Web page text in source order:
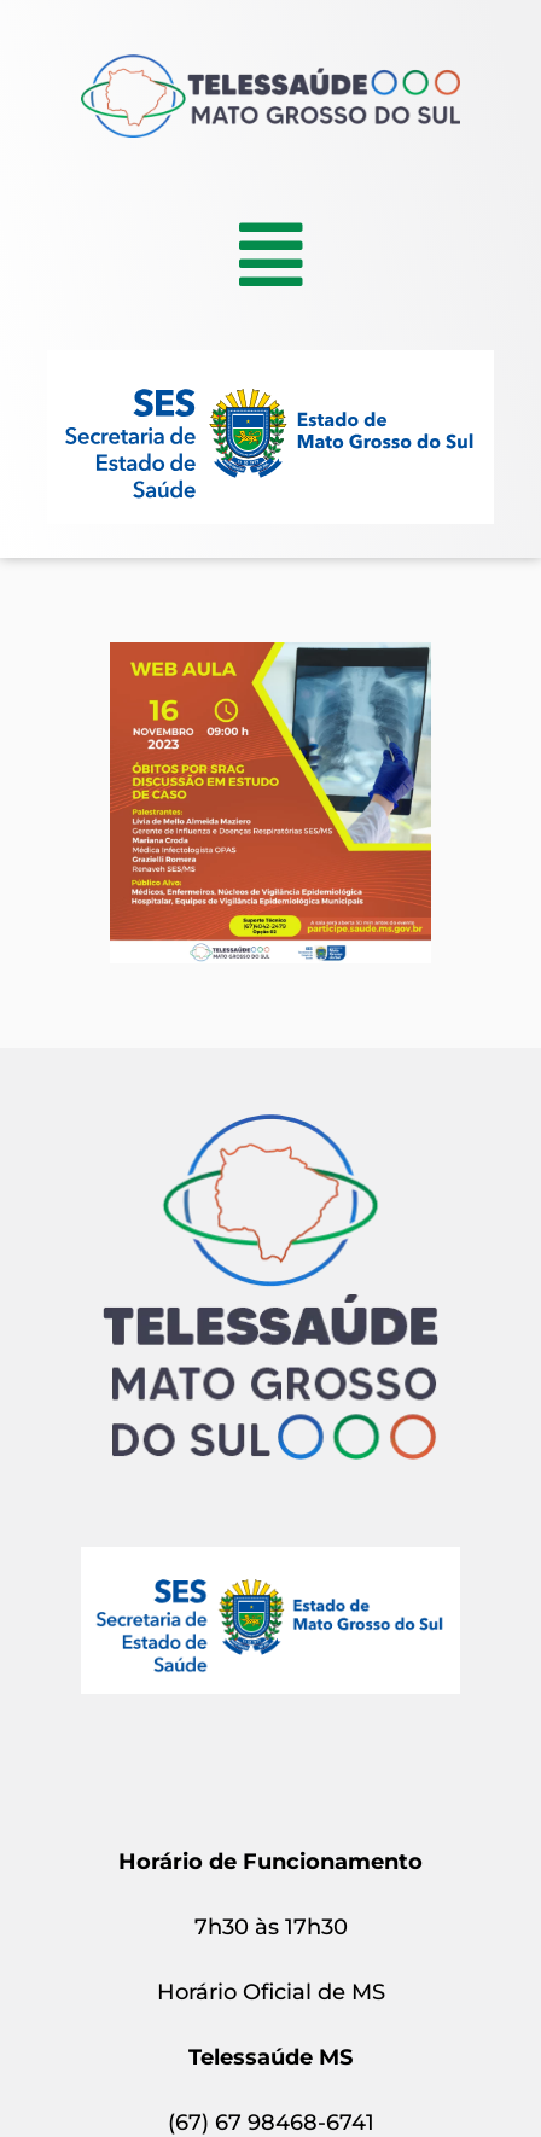
Horário de Funcionamento
7h30 às 17h30
Horário Oficial de MS
Telessaúde MS
(67) 67 98468-6741